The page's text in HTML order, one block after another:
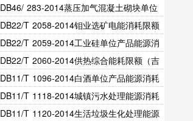
能耗和电耗限额（海南省地方标准）
DB46/ 283-2014蒸压加气混凝土砌块单位
产品综合能耗和电耗限额（海南省地方标
准）
DB22/T 2058-2014钼业选矿电能消耗限额
（吉林省地方标准）
DB22/T 2059-2014工业硅单位产品能源消
耗限额（吉林省地方标准）
DB22/T 2060-2014供热综合能耗限额（吉
林省地方标准）
DB11/T 1096-2014白酒单位产品能源消耗
限额（北京市地方标准）
DB11/T 1118-2014城镇污水处理能源消耗
限额（北京市地方标准）
DB11/T 1120-2014生活垃圾生化处理能源